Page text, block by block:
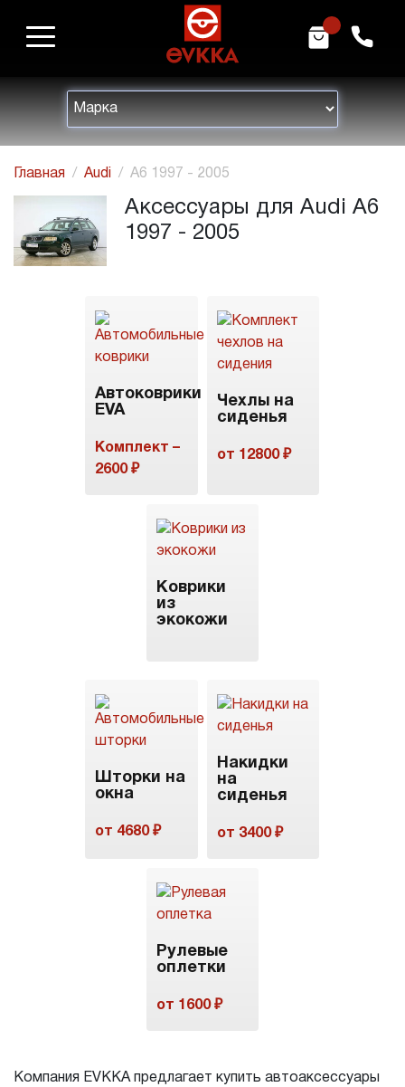
h m
Главная Audi A6 1997 - 2005
Аксессуары для Audi A6
1997 - 2005
Автоковрики
EVA
Комплект –
2600 ₽
Чехлы на
сиденья
от 12800 ₽
Коврики
из
экокожи
Шторки на
окна
от 4680 ₽
Накидки
на
сиденья
от 3400 ₽
Рулевые
оплетки
от 1600 ₽
Компания EVKKA предлагает купить автоаксессуары